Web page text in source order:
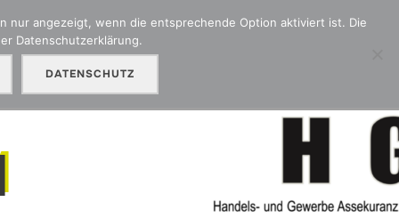
Kontakt
nur angezeigt, wenn die entsprechende Option aktiviert ist. Die
Datenschutzerklärung.
DATENSCHUTZ